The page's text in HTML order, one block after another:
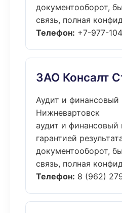
документооборот,
связь, полная
Телефон: +7-977-
ЗАО Консалт
Аудит и финансовый
Нижневартовск
аудит и финансовый
гарантией
документооборот,
связь, полная
Телефон: 8 (962)